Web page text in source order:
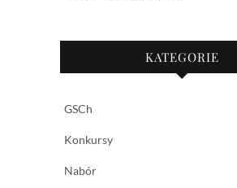
KATEGORIE
GSCh
Konkursy
Nabór